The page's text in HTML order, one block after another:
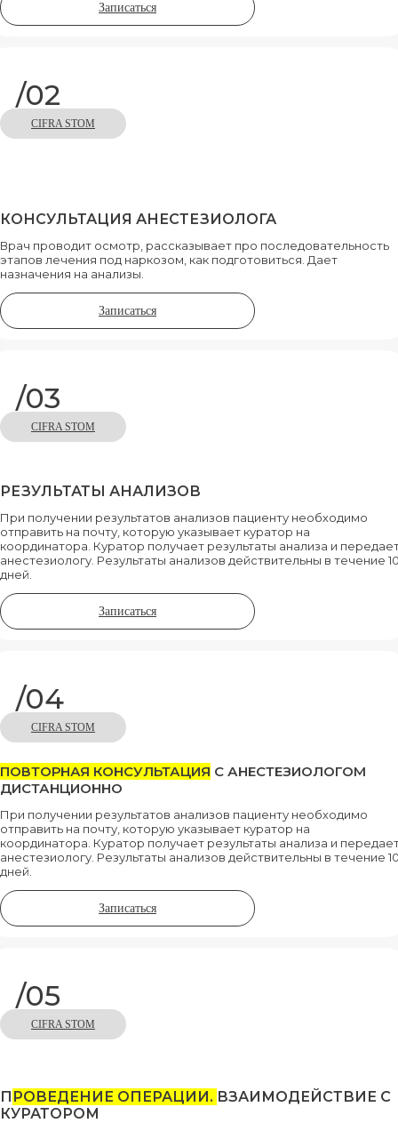
Записаться
/02
CIFRA STOM
КОНСУЛЬТАЦИЯ АНЕСТЕЗИОЛОГА
Врач проводит осмотр, рассказывает про последовательность
этапов лечения под наркозом, как подготовиться. Дает
назначения на анализы.
Записаться
/03
CIFRA STOM
РЕЗУЛЬТАТЫ АНАЛИЗОВ
При получении результатов анализов пациенту необходимо
отправить на почту, которую указывает куратор на
координатора. Куратор получает результаты анализа и
анестезиологу. Результаты анализов действительны в течение
дней.
Записаться
/04
CIFRA STOM
ПОВТОРНАЯ КОНСУЛЬТАЦИЯ С АНЕСТЕЗИОЛОГОМ
ДИСТАНЦИОННО
При получении результатов анализов пациенту необходимо
отправить на почту, которую указывает куратор на
координатора. Куратор получает результаты анализа и
анестезиологу. Результаты анализов действительны в течение
дней.
Записаться
/05
CIFRA STOM
П РОВЕДЕНИЕ ОПЕРАЦИИ. ВЗАИМОДЕЙСТВИЕ С
КУРАТОРОМ